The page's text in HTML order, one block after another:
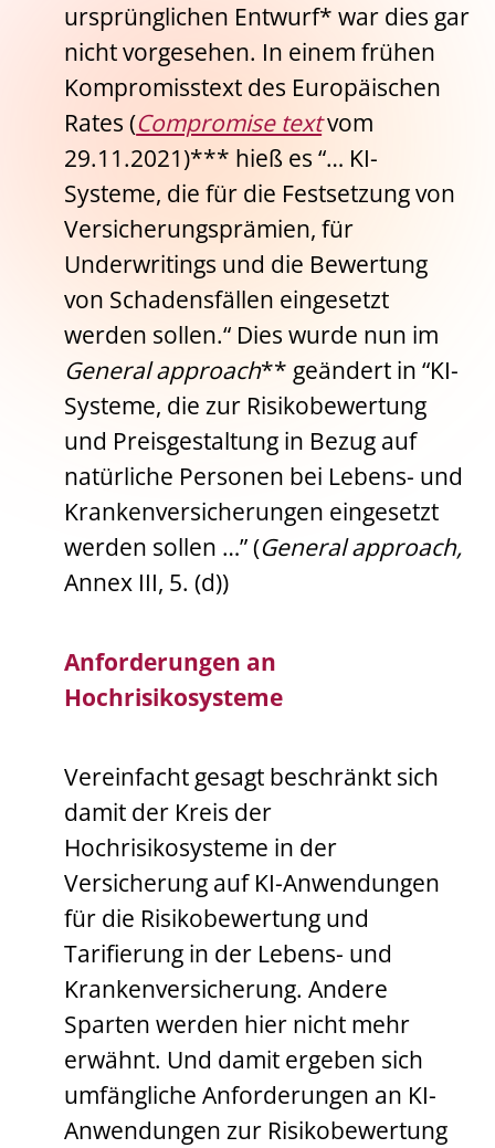
ursprünglichen Entwurf* war dies gar
nicht vorgesehen. In einem frühen
Kompromisstext des Europäischen
Rates (Compromise textvom
29.11.2021)*** hieß es “… KI-
Systeme, die für die Festsetzung von
Versicherungsprämien, für
Underwritings und die Bewertung
von Schadensfällen eingesetzt
werden sollen.“ Dies wurde nun im
General approach** geändert in “KI-
Systeme, die zur Risikobewertung
und Preisgestaltung in Bezug auf
natürliche Personen bei Lebens- und
Krankenversicherungen eingesetzt
werden sollen …” (General approach,
Annex III, 5. (d))
Anforderungen an
Hochrisikosysteme
Vereinfacht gesagt beschränkt sich
damit der Kreis der
Hochrisikosysteme in der
Versicherung auf KI-Anwendungen
für die Risikobewertung und
Tarifierung in der Lebens- und
Krankenversicherung. Andere
Sparten werden hier nicht mehr
erwähnt. Und damit ergeben sich
umfängliche Anforderungen an KI-
Anwendungen zur Risikobewertung